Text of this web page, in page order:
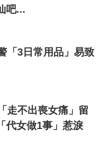
吧...
「3日常用品」易致
走不出喪女痛」留
女做1事」惹淚